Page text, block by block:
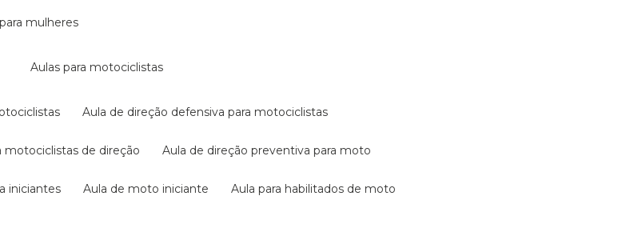
mulheres
aulas para motociclistas
aula de direção defensiva para motociclistas
motociclistas de direção aula de direção preventiva para moto
iniciantes aula de moto iniciante aula para habilitados de moto